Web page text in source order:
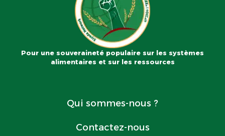
Pour une souveraineté populaire sur les systèmes
alimentaires et sur les ressources
Qui sommes-nous ?
Contactez-nous